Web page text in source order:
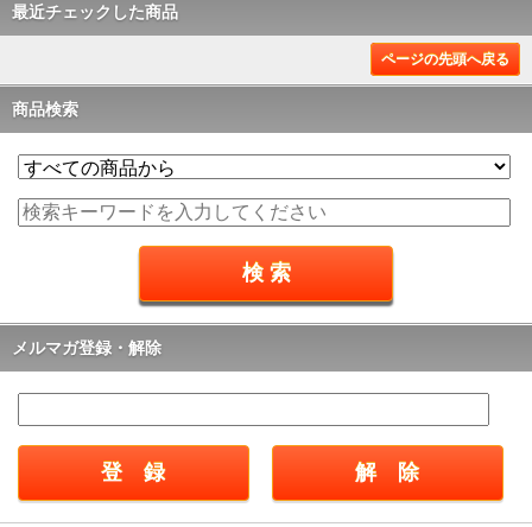
最近チェックした商品
ページの先頭へ戻る
商品検索
メルマガ登録・解除